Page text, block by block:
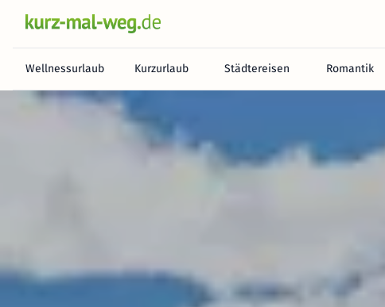
Wellnessurlaub Kurzurlaub Städtereisen Romantik